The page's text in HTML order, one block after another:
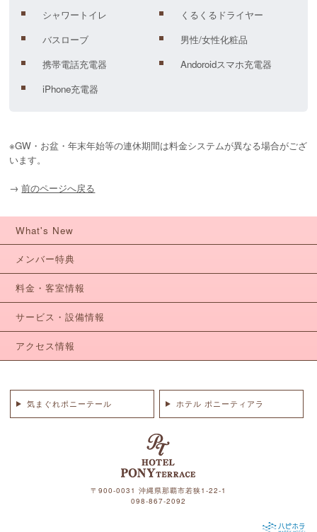
シャワートイレ
くるくるドライヤー
バスローブ
男性/女性化粧品
携帯電話充電器
Andoroidスマホ充電器
iPhone充電器
※GW・お盆・年末年始等の連休期間は料金システムが異なる場合がござ
います。
→ 前のページへ戻る
What's New
メンバー特典
料金・客室情報
サービス・設備情報
アクセス情報
気まぐれポニーテール ホテル ポニーティアラ
〒900-0031 沖縄県那覇市若狭1-22-1
098-867-2092